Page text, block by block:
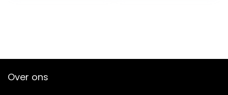
Over ons